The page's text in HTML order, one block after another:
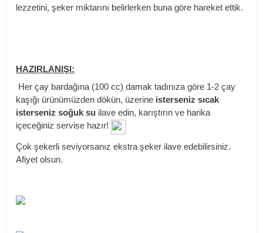
lezzetini, şeker miktarını belirlerken buna göre hareket ettik.
HAZIRLANIŞI:
Her çay bardağına (100 cc) damak tadınıza göre 1-2 çay
kaşığı ürünümüzden dökün, üzerine isterseniz sıcak
isterseniz soğuk su ilave edin, karıştırın ve harika
içeceğiniz servise hazır!
Çok şekerli seviyorsanız ekstra şeker ilave edebilirsiniz.
Afiyet olsun.